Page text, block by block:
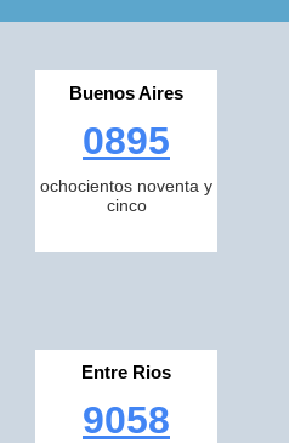
Buenos Aires
0895
ochocientos noventa y
cinco
Entre Rios
9058